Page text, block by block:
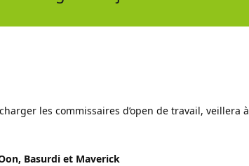
les commissaires d’open de travail, veillera à
Basurdi et Maverick